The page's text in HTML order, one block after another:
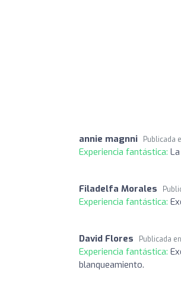
annie magnni Publicada
Experiencia fantástica:
Filadelfa Morales
Experiencia fantástica:
David Flores Publicada en
Experiencia fantástica:
blanqueamiento.